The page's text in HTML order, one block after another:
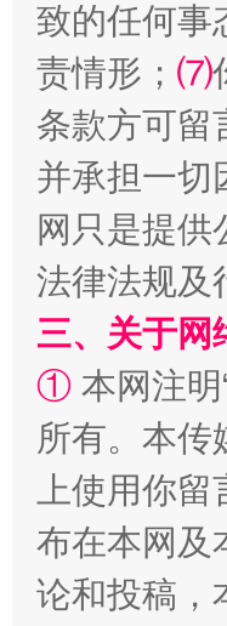
全民健身五年计划
致的任何事
责情形； ⑺
条款方可留
并承担一切
网只是提
法律法规及
三、关于网
① 本网注
所有。本传
上使用你
布在本网及
论和投稿，